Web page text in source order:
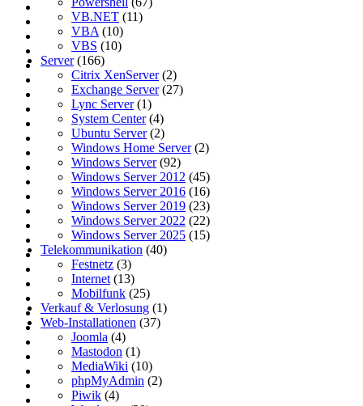
VB.NET (11)
VBA (10)
VBS (10)
Server(166)
Citrix XenServer(2)
Exchange Server(27)
Lync Server(1)
System Center(4)
Ubuntu Server(2)
Windows Home Server(2)
Windows Server(92)
Windows Server 2012 (45)
Windows Server 2016 (16)
Windows Server 2019 (23)
Windows Server 2022 (22)
Windows Server 2025 (15)
Telekommunikation (40)
Festnetz (3)
Internet (13)
Mobilfunk (25)
Verkauf & Verlosung (1)
Web-Installationen (37)
Joomla (4)
Mastodon (1)
MediaWiki (10)
phpMyAdmin (2)
Piwik (4)